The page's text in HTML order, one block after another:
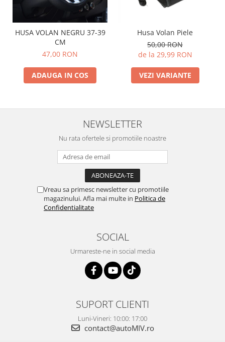
HUSA VOLAN NEGRU 37-39
CM
47,00 RON
ADAUGA IN COS
Husa Volan Piele
50,00 RON
de la 29,99 RON
VEZI VARIANTE
NEWSLETTER
Nu rata ofertele si promotiile noastre
Vreau sa primesc newsletter cu promotiile
magazinului. Afla mai multe in Politica de
Confidentialitate
SOCIAL
Urmareste-ne in social media
SUPORT CLIENTI
Luni-Vineri: 10:00: 17:00
contact@autoMIV.ro